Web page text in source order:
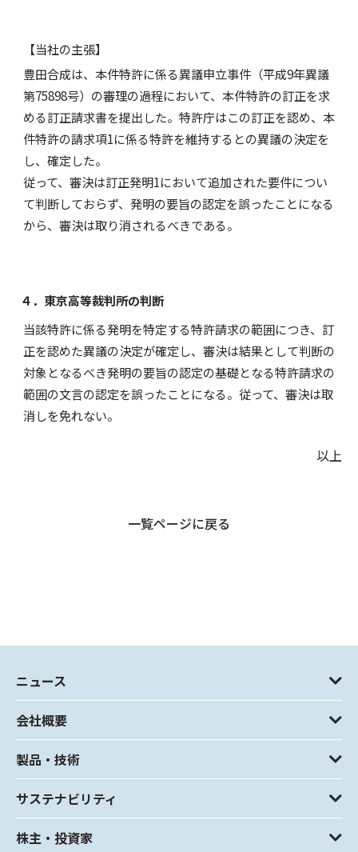
【当社の主張】
豊田合成は、本件特許に係る異議申立事件（平成9年異議
第75898号）の審理の過程において、本件特許の訂正を求
める訂正請求書を提出した。特許庁はこの訂正を認め、本
件特許の請求項1に係る特許を維持するとの異議の決定を
し、確定した。
従って、審決は訂正発明1において追加された要件につい
て判断しておらず、発明の要旨の認定を誤ったことになる
から、審決は取り消されるべきである。
４．東京高等裁判所の判断
当該特許に係る発明を特定する特許請求の範囲につき、訂
正を認めた異議の決定が確定し、審決は結果として判断の
対象となるべき発明の要旨の認定の基礎となる特許請求の
範囲の文言の認定を誤ったことになる。従って、審決は取
消しを免れない。
以上
一覧ページに戻る
ニュース
会社概要
製品・技術
サステナビリティ
株主・投資家